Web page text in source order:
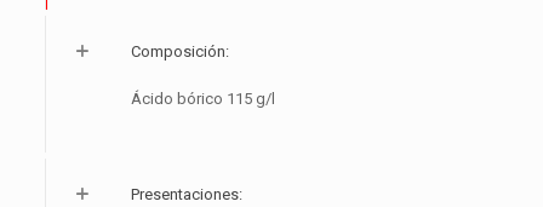
Composición:
Ácido bórico 115 g/l
Presentaciones: